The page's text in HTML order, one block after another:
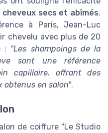
cheveux secs et abîmés.
à Paris, Jean-Luc
chevelu avec plus de 20
: "Les shampoings de la
sont une référence
capillaire, offrant des
obtenus en salon".
de coiffure "Le Studio